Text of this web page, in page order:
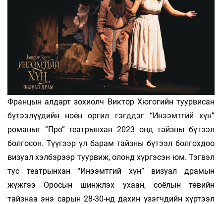
Францын алдарт зохиолч Виктор Хюгогийн туурвисан
бүтээлүүдийн ноён оргил гэгддэг “Инээмтгий хүн”
романыг “Про” театрынхан 2023 онд тайзны бүтээл
болгосон. Түүгээр үл барам тайзны бүтээл болгохдоо
визуал хэлбэрээр туурвиж, олонд хүргэсэн юм. Тэгвэл
тус театрынхан “Инээмтгий хүн” визуал драмын
жүжгээ Оросын шинжлэх ухаан, соёлын төвийн
тайзнаа энэ сарын 28-30-нд дахин үзэгчдийн хүртээл